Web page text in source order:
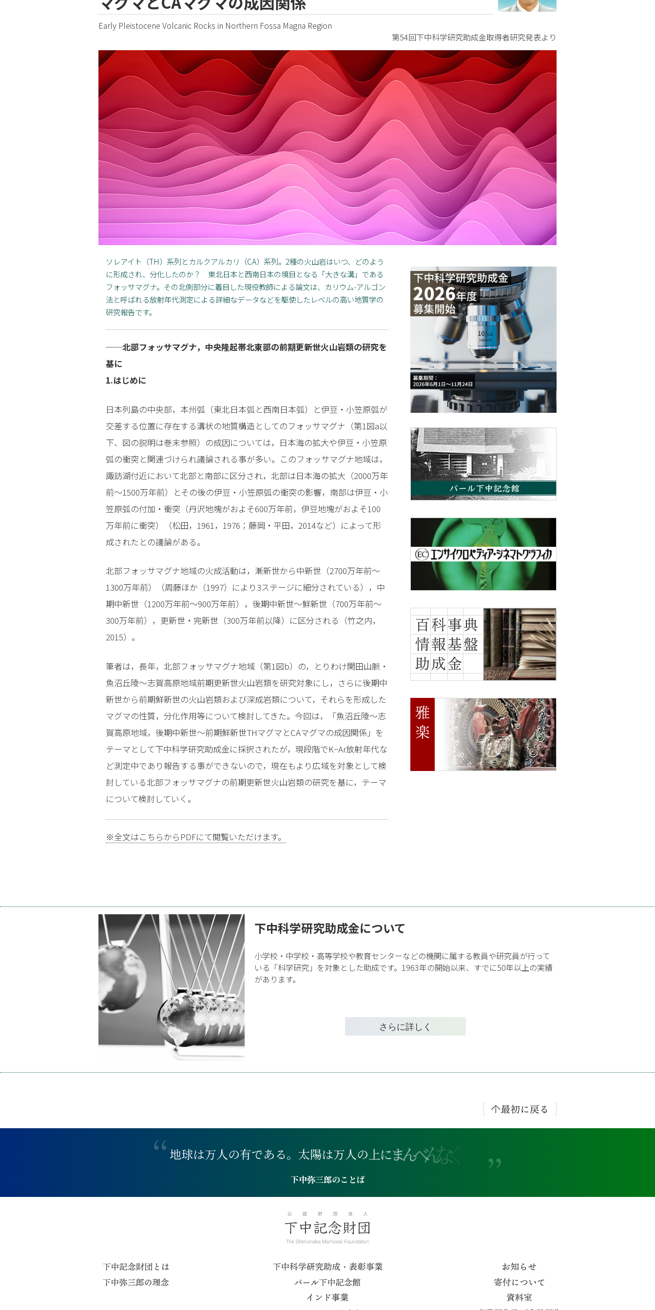
Early Pleistocene Volcanic Rocks in Northern Fossa Magna Region
第54回下中科学研究助成金取得者研究発表より
ソレアイト（TH）系列とカルクアルカリ（CA）系列。2種の火山岩はいつ、どのよう
に形成され、分化したのか？ 東北日本と西南日本の境目となる「大きな溝」である
フォッサマグナ。その北側部分に着目した現役教師による論文は、カリウム-アルゴン
法と呼ばれる放射年代測定による詳細なデータなどを駆使したレベルの高い地質学の
研究報告です。
──北部フォッサマグナ，中央隆起帯北東部の前期更新世火山岩類の研究を
基に
1.はじめに
日本列島の中央部，本州弧（東北日本弧と西南日本弧）と伊豆・小笠原弧が
交差する位置に存在する溝状の地質構造としてのフォッサマグナ（第1図a以
下、図の説明は巻末参照）の成因については，日本海の拡大や伊豆・小笠原
弧の衝突と関連づけられ議論される事が多い。このフォッサマグナ地域は，
諏訪湖付近において北部と南部に区分され，北部は日本海の拡大（2000万年
前〜1500万年前）とその後の伊豆・小笠原弧の衝突の影響，南部は伊豆・小
笠原弧の付加・衝突（丹沢地塊がおよそ600万年前，伊豆地塊がおよそ100
万年前に衝突）（松田，1961，1976；藤岡・平田，2014など）によって形
成されたとの議論がある。
北部フォッサマグナ地域の火成活動は，漸新世から中新世（2700万年前〜
1300万年前）（周藤ほか（1997）により3ステージに細分されている），中
期中新世（1200万年前〜900万年前），後期中新世〜鮮新世（700万年前〜
300万年前），更新世・完新世（300万年前以降）に区分される（竹之内，
2015）。
筆者は，長年，北部フォッサマグナ地域（第1図b）の，とりわけ関田山脈・
魚沼丘陵〜志賀高原地域前期更新世火山岩類を研究対象にし，さらに後期中
新世から前期鮮新世の火山岩類および深成岩類について，それらを形成した
マグマの性質，分化作用等について検討してきた。今回は，「魚沼丘陵〜志
賀高原地域，後期中新世〜前期鮮新世THマグマとCAマグマの成因関係」を
テーマとして下中科学研究助成金に採択されたが，現段階でK−Ar放射年代な
ど測定中であり報告する事ができないので，現在もより広域を対象として検
討している北部フォッサマグナの前期更新世火山岩類の研究を基に，テーマ
について検討していく。
※全文はこちらからPDFにて閲覧いただけます。
下中科学研究助成金について
小学校・中学校・高等学校や教育センターなどの機関に属する教員や研究員が行って
いる「科学研究」を対象とした助成です。1963年の開始以来、すでに50年以上の実績
があります。
さらに詳しく
地球は万人の有である。 太陽は万人の 上にまんべんなく
下中弥三郎のことば